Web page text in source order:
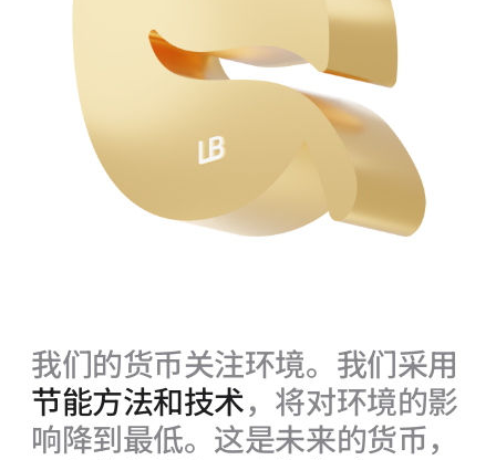
我们的货币关注环境。我们采用
节能方法和技术，将对环境的影
响降到最低。这是未来的货币，